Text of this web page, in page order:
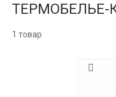
1 товар